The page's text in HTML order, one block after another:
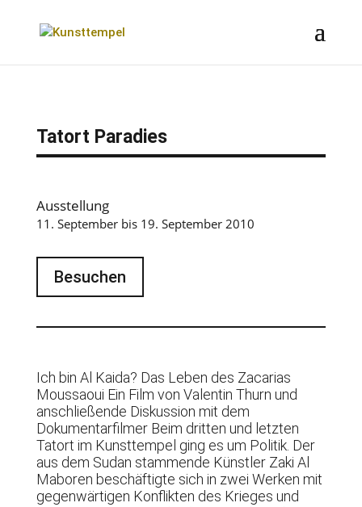
Tatort Paradies
Ausstellung
11. September bis 19. September 2010
Besuchen
Ich bin Al Kaida? Das Leben des Zacarias
Moussaoui Ein Film von Valentin Thurn und
anschließende Diskussion mit dem
Dokumentarfilmer Beim dritten und letzten
Tatort im Kunsttempel ging es um Politik. Der
aus dem Sudan stammende Künstler Zaki Al
Maboren beschäftigte sich in zwei Werken mit
gegenwärtigen Konflikten des Krieges und